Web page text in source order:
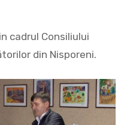
cadrul Consiliului
din Nisporeni.